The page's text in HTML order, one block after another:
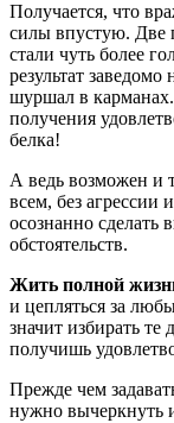
Получается, что
силы впустую. Две
стали чуть более
результат
шуршал в
получения
белка!
А ведь возможен и
всем, без агрессии
осознанно сделать
обстоятельств.
Жить полной
и цепляться за
значит избирать те
получишь
Прежде чем
нужно вычеркнуть